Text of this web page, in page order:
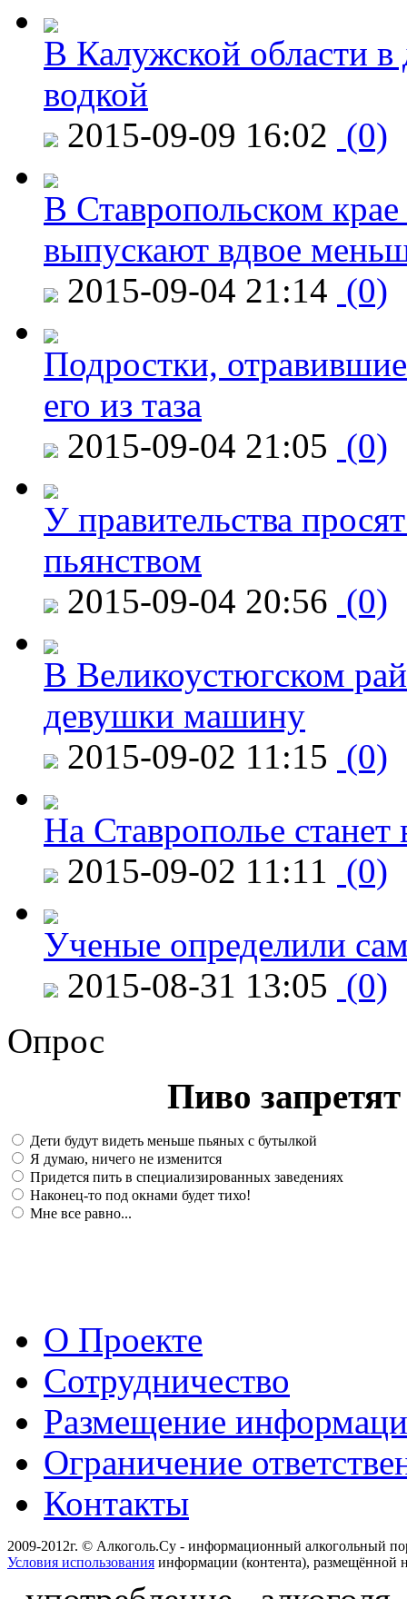
В Калужской области в
водкой
2015-09-09 16:02 (0)
В Ставропольском
выпускают вдвое
2015-09-04 21:14 (0)
Подростки,
его из таза
2015-09-04 21:05 (0)
У правительства
пьянством
2015-09-04 20:56 (0)
В Великоустюгском
девушки машину
2015-09-02 11:15 (0)
На Ставрополье
2015-09-02 11:11 (0)
Ученые определили
2015-08-31 13:05 (0)
Опрос
Пиво
Дети будут видеть меньше пьяных с бутылкой
Я думаю, ничего не изменится
Придется пить в специализированных заведениях
Наконец-то под окнами будет тихо!
Мне все равно...
О Проекте
Сотрудничество
Размещение
Ограничение
Контакты
2009-2012г. © Алкоголь.Су - информационный алкогольный
Условия использования информации (контента), размещённой